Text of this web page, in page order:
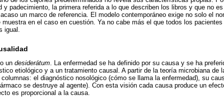
y padecimiento, la primera referida a lo que describen los libros y que no
un marco de referencia. El modelo contemporáneo exige no solo el
muestra en el caso en cuestión. Ya no cabe más el que todos los
igual.
un desiderátum. La enfermedad se ha definido por su causa y se ha
etiológico y a un tratamiento causal. A partir de la teoría microbiana de
el diagnóstico nosológico (cómo se llama la enfermedad), su
se destruye al agente). Con esta visión cada causa produce un
es proporcional a la causa.